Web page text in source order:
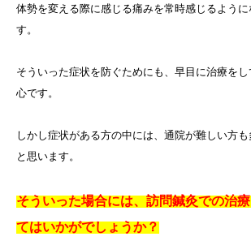
体勢を変える際に感じる痛みを常時感じるように
す。
そういった症状を防ぐためにも、早目に治療を
心です。
しかし症状がある方の中には、通院が難しい方
と思います。
そういった場合には、訪問鍼灸での治
てはいかがでしょうか？